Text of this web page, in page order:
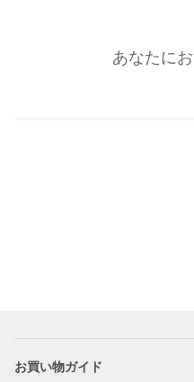
あなたに
お買い物ガイド